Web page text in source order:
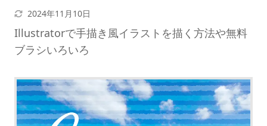
更新日
2024年11月10日
Illustratorで手描き風イラストを描く方法や無料
ブラシいろいろ